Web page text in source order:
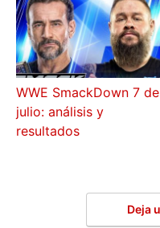
WWE SmackDown 7 de
julio: análisis y
resultados
Deja